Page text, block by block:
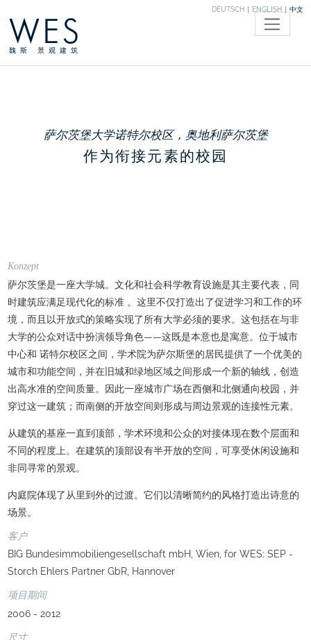
DEUTSCH ENGLISH 中文
WES
魏斯 景观建筑
萨尔茨堡大学诺特尔校区，奥地利萨尔茨堡
作为衔接元素的校园
Konzept
萨尔茨堡是一座大学城。文化和社会科学教育设施是其主要代表，同
时建筑应满足现代化的标准 。这里不仅打造出了促进学习和工作的环
境，而且以开放式的策略实现了所有大学必须的要求。这包括在与非
大学的公众对话中扮演领导角色——这既是本意也是寓意。位于城市
中心和 诺特尔校区之间，学术院为萨尔斯堡的居民提供了一个优美的
城市和功能空间，并在旧城和绿地区域之间形成一个新的轴线，创造
出高水准的空间质量。因此一座城市广场在西侧和北侧通向校园，并
穿过这一建筑；而南侧的开放空间则形成与周边景观的连接性元素。
从建筑的基座一直到顶部，学术环境和公众的对接体现在数个层面和
不同的程度上。在建筑的顶部设有半开放的空间，可享受休闲设施和
非同寻常的景观。
内庭院体现了从里到外的过渡。它们以清晰简约的风格打造出诗意的
场景。
客户
BIG Bundesimmobiliengesellschaft mbH, Wien, for WES: SEP -
Storch Ehlers Partner GbR, Hannover
项目期间
2006 - 2012
尺寸